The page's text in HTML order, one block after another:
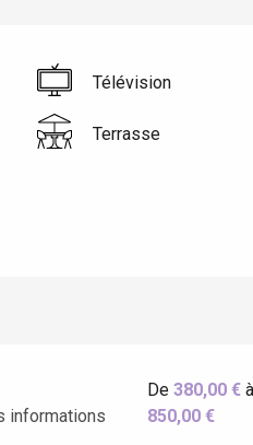
Télévision
Terrasse
informations
De380,00 € à
850,00 €